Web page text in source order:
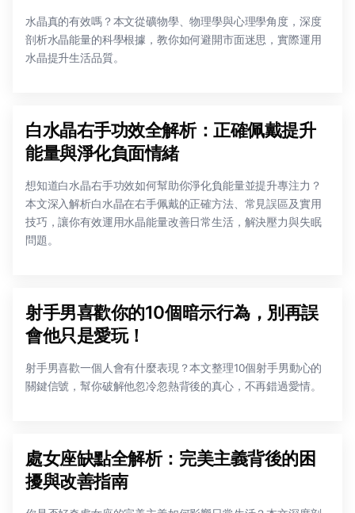
水晶真的有效嗎？本文從礦物學、物理學與心理學角度，深度
剖析水晶能量的科學根據，教你如何避開市面迷思，實際運用
水晶提升生活品質。
白水晶右手功效全解析：正確佩戴提升
能量與淨化負面情緒
想知道白水晶右手功效如何幫助你淨化負能量並提升專注力？
本文深入解析白水晶在右手佩戴的正確方法、常見誤區及實用
技巧，讓你有效運用水晶能量改善日常生活，解決壓力與失眠
問題。
射手男喜歡你的10個暗示行為，別再誤
會他只是愛玩！
射手男喜歡一個人會有什麼表現？本文整理10個射手男動心的
關鍵信號，幫你破解他忽冷忽熱背後的真心，不再錯過愛情。
處女座缺點全解析：完美主義背後的困
擾與改善指南